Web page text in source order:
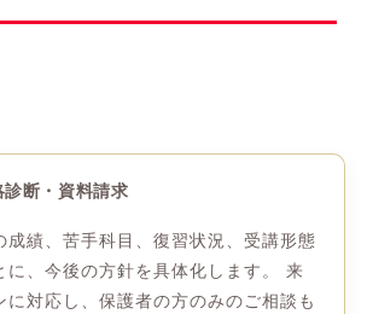
断・資料請求
成績、苦手科目、復習状況、受講形態
に、今後の方針を具体化します。 来
に対応し、保護者の方のみのご相談も